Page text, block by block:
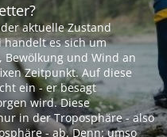
aktuelle Zustand
es sich um
Bewölkung und Wind an
Zeitpunkt. Auf diese
ein - er besagt
wird. Diese
in der Troposphäre - also
- ab. Denn: umso